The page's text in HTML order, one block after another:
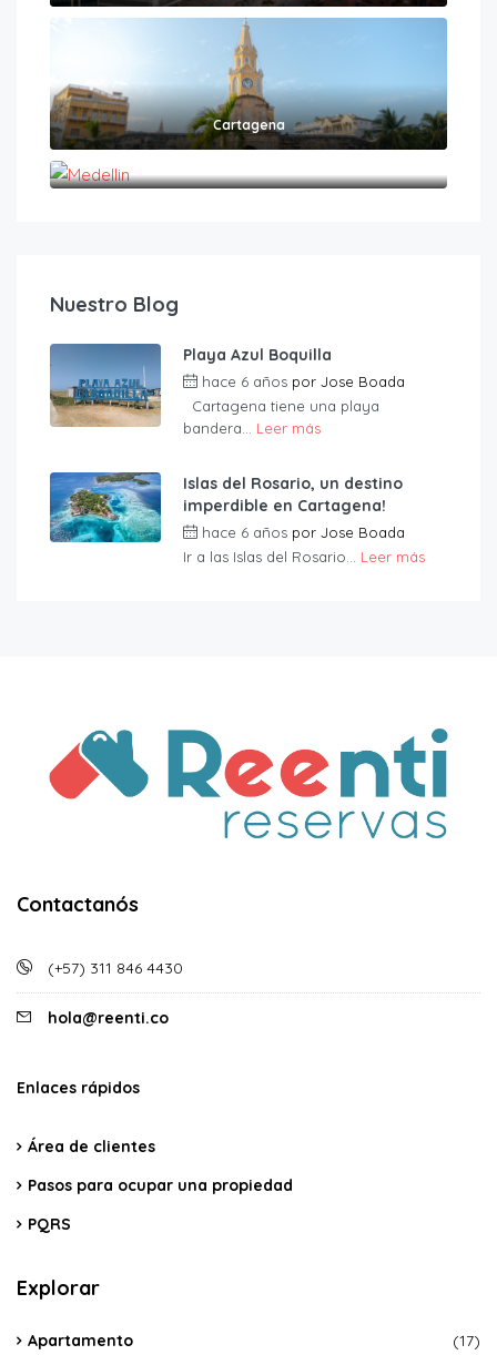
Cartagena
Nuestro Blog
Playa Azul Boquilla
hace 6 años por Jose Boada
Cartagena tiene una playa
bandera... Leer más
Islas del Rosario, un destino
imperdible en Cartagena!
hace 6 años por Jose Boada
Ir a las Islas del Rosario... Leer más
Contactanós
(+57) 311 846 4430
hola@reenti.co
Enlaces rápidos
Área de clientes
Pasos para ocupar una propiedad
PQRS
Explorar
Apartamento (17)